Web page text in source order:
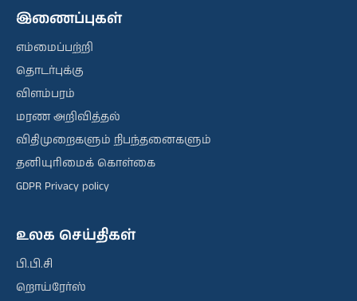
இணைப்புகள்
எம்மைப்பற்றி
தொடர்புக்கு
விளம்பரம்
மரண அறிவித்தல்
விதிமுறைகளும் நிபந்தனைகளும்
தனியுரிமைக் கொள்கை
GDPR Privacy policy
உலக செய்திகள்
பி.பி.சி
றொய்ரேர்ஸ்